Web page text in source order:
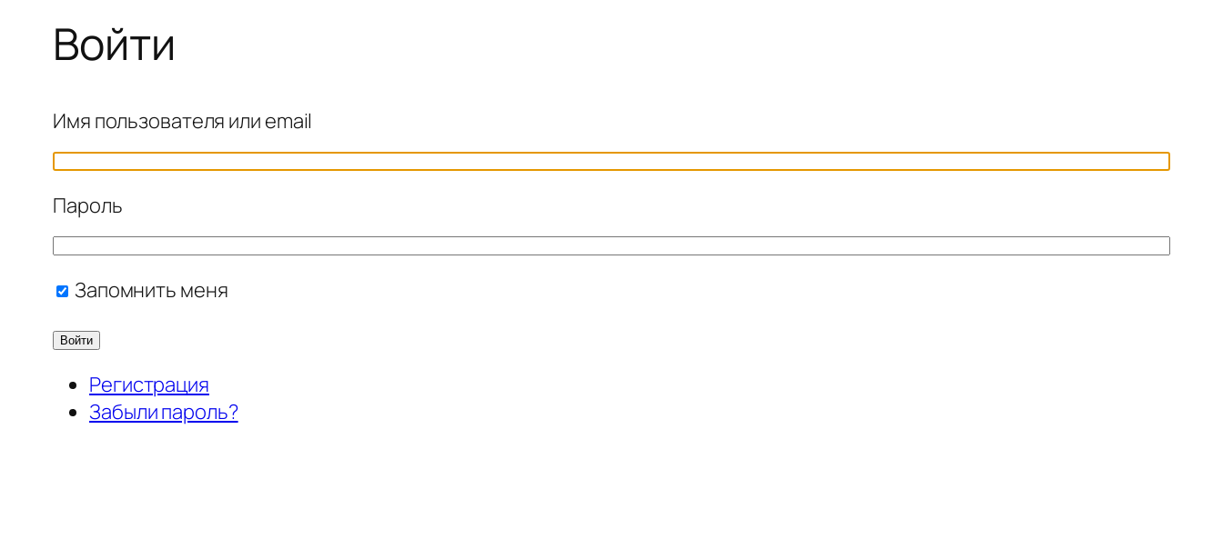
Войти
Имя пользователя или email
Пароль
Запомнить меня
Войти
Регистрация
Забыли пароль?